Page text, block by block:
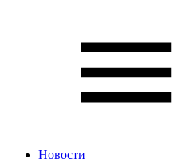
Новости